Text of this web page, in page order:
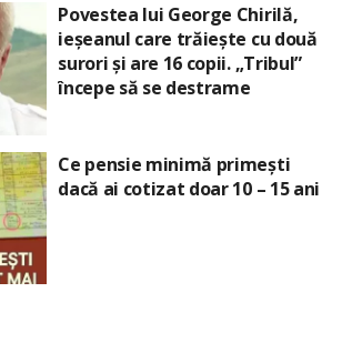
Povestea lui George Chirilă,
ieșeanul care trăiește cu două
surori și are 16 copii. „Tribul”
începe să se destrame
Ce pensie minimă primești
dacă ai cotizat doar 10 – 15 ani